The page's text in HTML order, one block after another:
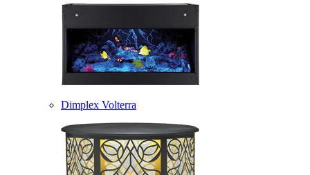
Dimplex Volterra